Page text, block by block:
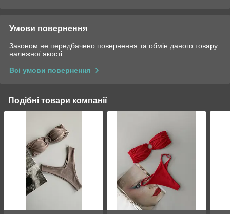
Умови повернення
Законом не передбачено повернення та обмін даного товару
належної якості
Всі умови повернення
Подібні товари компанії